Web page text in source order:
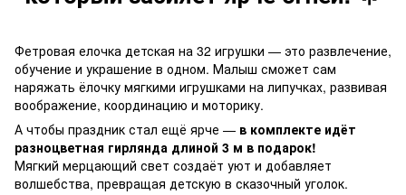
Фетровая елочка детская на 32 игрушки — это развлечение,
обучение и украшение в одном. Малыш сможет сам
наряжать ёлочку мягкими игрушками на липучках, развивая
воображение, координацию и моторику.
А чтобы праздник стал ещё ярче — в комплекте идёт
разноцветная гирлянда длиной 3 м в подарок!
Мягкий мерцающий свет создаёт уют и добавляет
волшебства, превращая детскую в сказочный уголок.